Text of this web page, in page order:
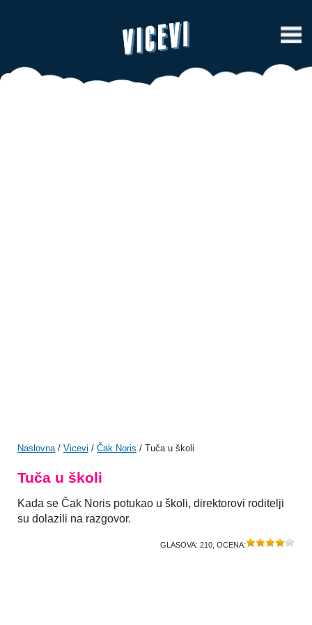
Naslovna/ Vicevi / Čak Noris / Tuča u školi
Tuča u školi
Kada se Čak Noris potukao u školi, direktorovi roditelji
su dolazili na razgovor.
GLASOVA: 210 , OCENA: